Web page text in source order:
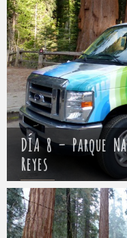
DÍA 8 – Parque
Reyes
Mathieu 12